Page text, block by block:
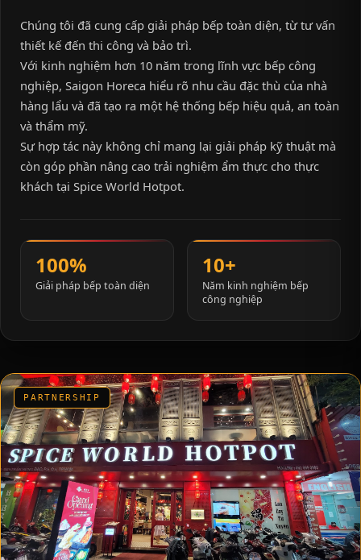
Chúng tôi đã cung cấp giải pháp bếp toàn diện, từ tư vấn
thiết kế đến thi công và bảo trì.
Với kinh nghiệm hơn 10 năm trong lĩnh vực bếp công
nghiệp, Saigon Horeca hiểu rõ nhu cầu đặc thù của nhà
hàng lẩu và đã tạo ra một hệ thống bếp hiệu quả, an toàn
và thẩm mỹ.
Sự hợp tác này không chỉ mang lại giải pháp kỹ thuật mà
còn góp phần nâng cao trải nghiệm ẩm thực cho thực
khách tại Spice World Hotpot.
100%
Giải pháp bếp toàn diện
10+
Năm kinh nghiệm bếp
công nghiệp
PARTNERSHIP